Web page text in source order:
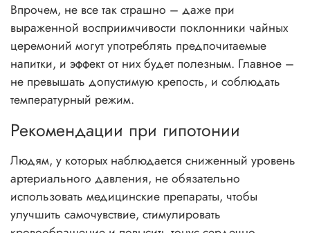
Впрочем, не все так страшно – даже при
выраженной восприимчивости поклонники чайных
церемоний могут употреблять предпочитаемые
напитки, и эффект от них будет полезным. Главное –
не превышать допустимую крепость, и соблюдать
температурный режим.
Рекомендации при гипотонии
Людям, у которых наблюдается сниженный уровень
артериального давления, не обязательно
использовать медицинские препараты, чтобы
улучшить самочувствие, стимулировать